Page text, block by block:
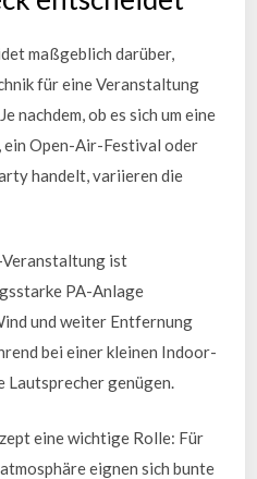
maßgeblich darüber,
für eine Veranstaltung
nachdem, ob es sich um eine
ein Open-Air-Festival oder
handelt, variieren die
ist
PA-Anlage
und weiter Entfernung
bei einer kleinen Indoor-
Lautsprecher genügen.
eine wichtige Rolle: Für
eignen sich bunte